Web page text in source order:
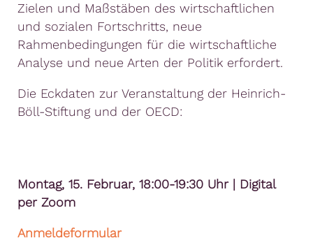
Zielen und Maßstäben des wirtschaftlichen
und sozialen Fortschritts, neue
Rahmenbedingungen für die wirtschaftliche
Analyse und neue Arten der Politik erfordert.
Die Eckdaten zur Veranstaltung der Heinrich-
Böll-Stiftung und der OECD:
Montag, 15. Februar, 18:00-19:30 Uhr | Digital
per Zoom
Anmeldeformular